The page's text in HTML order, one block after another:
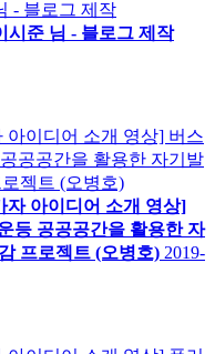
시준 님 - 블로그 제작
자 아이디어 소개 영상]
등 공공공간을 활용한 자
프로젝트 (오병호) 2019-